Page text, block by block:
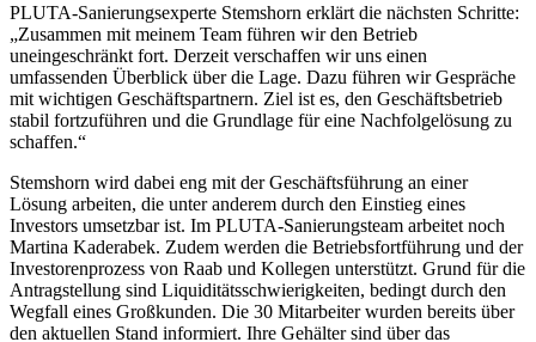
PLUTA-Sanierungsexperte Stemshorn erklärt die nächsten Schritte:
„Zusammen mit meinem Team führen wir den Betrieb
uneingeschränkt fort. Derzeit verschaffen wir uns einen
umfassenden Überblick über die Lage. Dazu führen wir Gespräche
mit wichtigen Geschäftspartnern. Ziel ist es, den Geschäftsbetrieb
stabil fortzuführen und die Grundlage für eine Nachfolgelösung zu
schaffen.“
Stemshorn wird dabei eng mit der Geschäftsführung an einer
Lösung arbeiten, die unter anderem durch den Einstieg eines
Investors umsetzbar ist. Im PLUTA-Sanierungsteam arbeitet noch
Martina Kaderabek. Zudem werden die Betriebsfortführung und der
Investorenprozess von Raab und Kollegen unterstützt. Grund für die
Antragstellung sind Liquiditätsschwierigkeiten, bedingt durch den
Wegfall eines Großkunden. Die 30 Mitarbeiter wurden bereits über
den aktuellen Stand informiert. Ihre Gehälter sind über das